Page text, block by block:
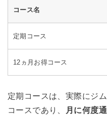
コース名
定期コース
12ヵ月お得コース
定期コースは、実際にジ
コースであり、
月に何度